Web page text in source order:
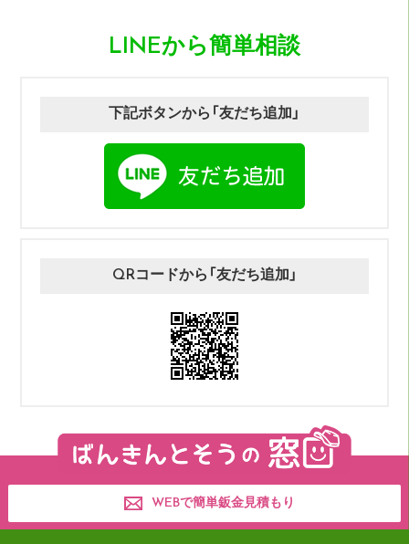
LINEから簡単相談
下記ボタンから「友だち追加」
QRコードから「友だち追加」
WEBで簡単鈑金見積もり